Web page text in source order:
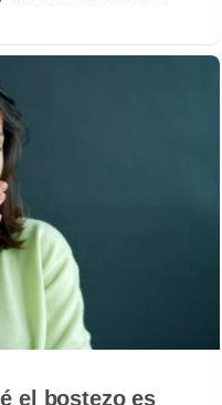
el bostezo es